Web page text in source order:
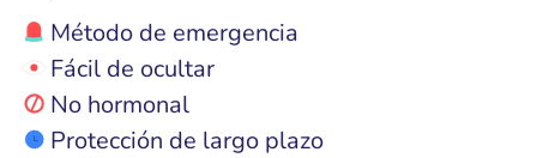
Método de emergencia
Fácil de ocultar
No hormonal
Protección de largo plazo